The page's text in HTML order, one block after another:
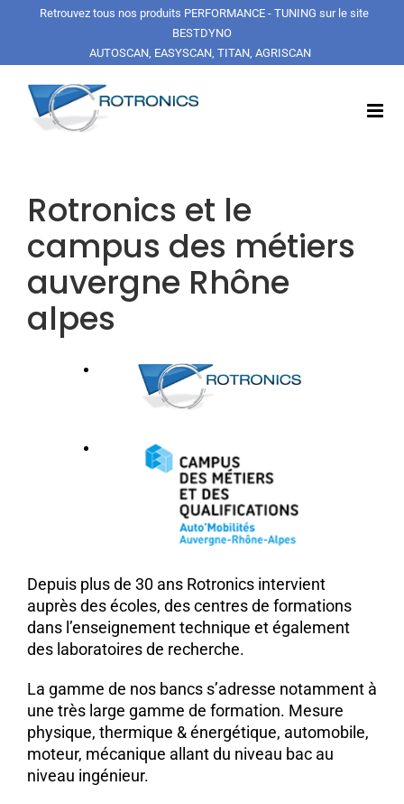
PasserRetrouvez tous nos produits PERFORMANCE - TUNING sur le site
BESTDYNO
AUTOSCAN, EASYSCAN, TITAN, AGRISCAN
Rotronics et le
campus des métiers
auvergne Rhône
alpes
Depuis plus de 30 ans Rotronics intervient
auprès des écoles, des centres de formations
dans l’enseignement technique et également
des laboratoires de recherche.
La gamme de nos bancs s’adresse notamment à
une très large gamme de formation. Mesure
physique, thermique & énergétique, automobile,
moteur, mécanique allant du niveau bac au
niveau ingénieur.